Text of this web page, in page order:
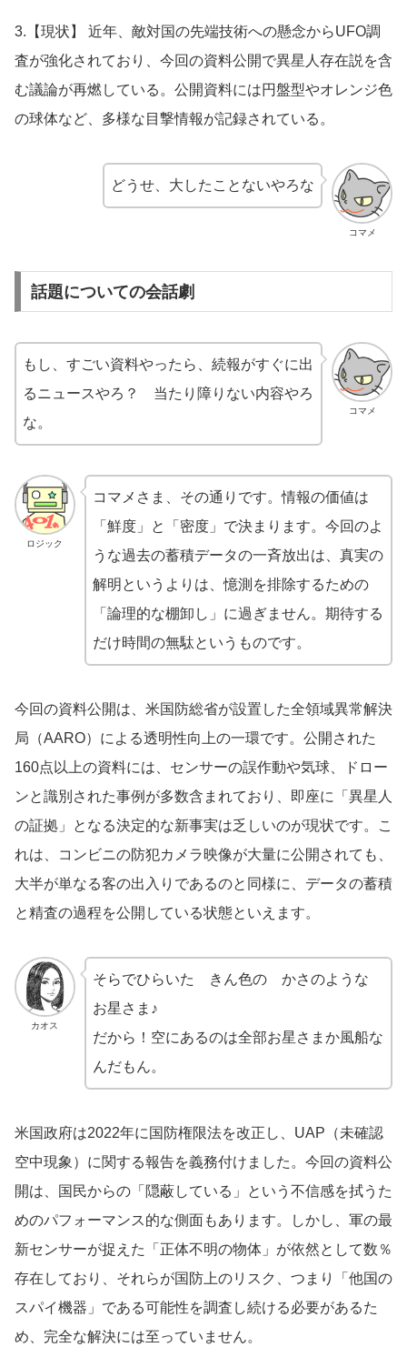
3.【現状】 近年、敵対国の先端技術への懸念からUFO調
査が強化されており、今回の資料公開で異星人存在説を含
む議論が再燃している。公開資料には円盤型やオレンジ色
の球体など、多様な目撃情報が記録されている。
コマメ
どうせ、大したことないやろな
話題についての会話劇
コマメ
もし、すごい資料やったら、続報がすぐに出
るニュースやろ？ 当たり障りない内容やろ
な。
ロジック
コマメさま、その通りです。情報の価値は
「鮮度」と「密度」で決まります。今回のよ
うな過去の蓄積データの一斉放出は、真実の
解明というよりは、憶測を排除するための
「論理的な棚卸し」に過ぎません。期待する
だけ時間の無駄というものです。
今回の資料公開は、米国防総省が設置した全領域異常解決
局（AARO）による透明性向上の一環です。公開された
160点以上の資料には、センサーの誤作動や気球、ドロー
ンと識別された事例が多数含まれており、即座に「異星人
の証拠」となる決定的な新事実は乏しいのが現状です。こ
れは、コンビニの防犯カメラ映像が大量に公開されても、
大半が単なる客の出入りであるのと同様に、データの蓄積
と精査の過程を公開している状態といえます。
カオス
そらでひらいた きん色の かさのような
お星さま♪
だから！空にあるのは全部お星さまか風船な
んだもん。
米国政府は2022年に国防権限法を改正し、UAP（未確認
空中現象）に関する報告を義務付けました。今回の資料公
開は、国民からの「隠蔽している」という不信感を拭うた
めのパフォーマンス的な側面もあります。しかし、軍の最
新センサーが捉えた「正体不明の物体」が依然として数％
存在しており、それらが国防上のリスク、つまり「他国の
スパイ機器」である可能性を調査し続ける必要があるた
め、完全な解決には至っていません。